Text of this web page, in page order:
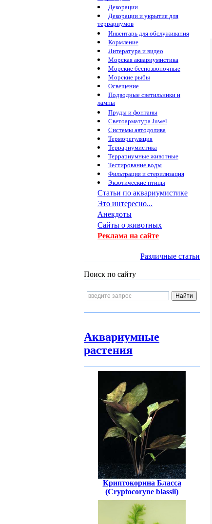
Декорации
Декорации и укрытия для
террариумов
Инвентарь для обслуживания
Кормление
Литература и видео
Морская аквариумистика
Морские беспозвоночные
Морские рыбы
Освещение
Подводные светильники и
лампы
Пруды и фонтаны
Светоарматура Juwel
Системы автодолива
Терморегуляция
Террариумистика
Террариумные животные
Тестирование воды
Фильтрация и стерилизация
Экзотические птицы
Статьи по аквариумистике
Это интересно...
Анекдоты
Сайты о животных
Реклама на сайте
Различные статьи
Поиск по сайту
Аквариумные
растения
Криптокорина Бласса
(Cryptocoryne blassii)